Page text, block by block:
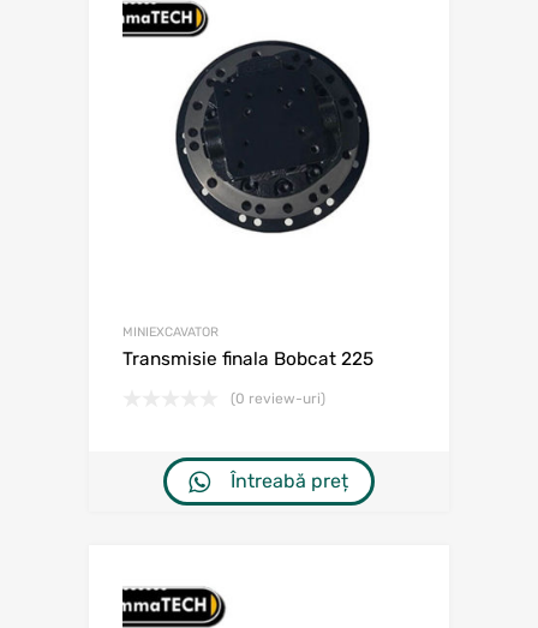
MINIEXCAVATOR
Transmisie finala Bobcat 225
(0 review-uri)
Întreabă preț